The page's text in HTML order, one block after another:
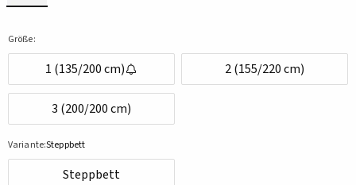
Größe:
1 (135/200 cm) 2 (155/220 cm)
3 (200/200 cm)
Variante:Steppbett
Steppbett